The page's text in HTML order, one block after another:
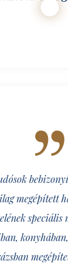
megépített
speciális